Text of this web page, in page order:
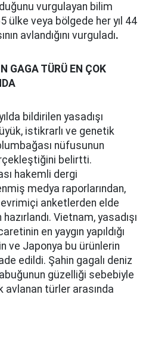
vurgulayan bilim
ülke veya bölgede her yıl 44
avlandığını vurguladı.
GAGA TÜRÜ EN ÇOK
bildirilen yasadışı
istikrarlı ve genetik
nüfusunun
belirtti.
hakemli dergi
medya raporlarından,
anketlerden elde
Vietnam, yasadışı
en yaygın yapıldığı
ve Japonya bu ürünlerin
edildi. Şahin gagalı deniz
güzelliği sebebiyle
avlanan türler arasında